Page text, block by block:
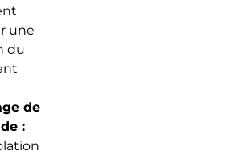
une
du
de
: